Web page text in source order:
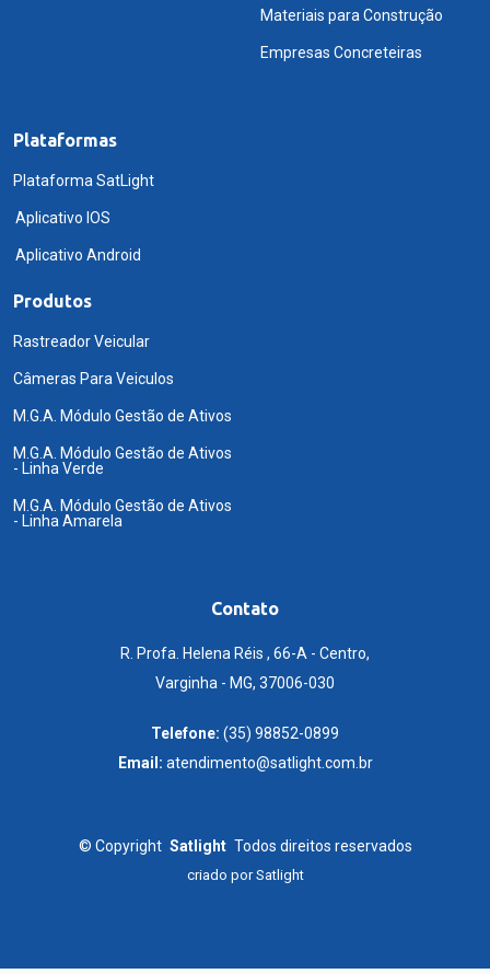
Materiais para Construção
Empresas Concreteiras
Plataformas
Plataforma SatLight
Aplicativo IOS
Aplicativo Android
Produtos
Rastreador Veicular
Câmeras Para Veiculos
M.G.A. Módulo Gestão de Ativos
M.G.A. Módulo Gestão de Ativos
- Linha Verde
M.G.A. Módulo Gestão de Ativos
- Linha Amarela
Contato
R. Profa. Helena Réis , 66-A - Centro,
Varginha - MG, 37006-030
Telefone: (35) 98852-0899
Email: atendimento@satlight.com.br
© Copyright Satlight Todos direitos reservados
criado porSatlight